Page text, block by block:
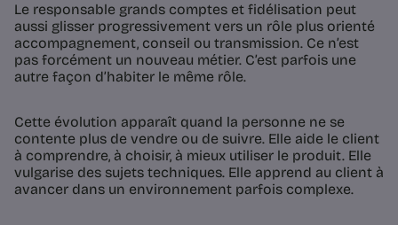
Le responsable grands comptes et fidélisation peut
aussi glisser progressivement vers un rôle plus orienté
accompagnement, conseil ou transmission. Ce n’est
pas forcément un nouveau métier. C’est parfois une
autre façon d’habiter le même rôle.
Cette évolution apparaît quand la personne ne se
contente plus de vendre ou de suivre. Elle aide le client
à comprendre, à choisir, à mieux utiliser le produit. Elle
vulgarise des sujets techniques. Elle apprend au client à
avancer dans un environnement parfois complexe.